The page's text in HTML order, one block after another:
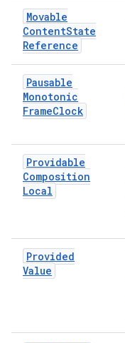
Movable
ContentState
Reference
Pausable
Monotonic
FrameClock
Providable
Composition
Local
Provided
Value